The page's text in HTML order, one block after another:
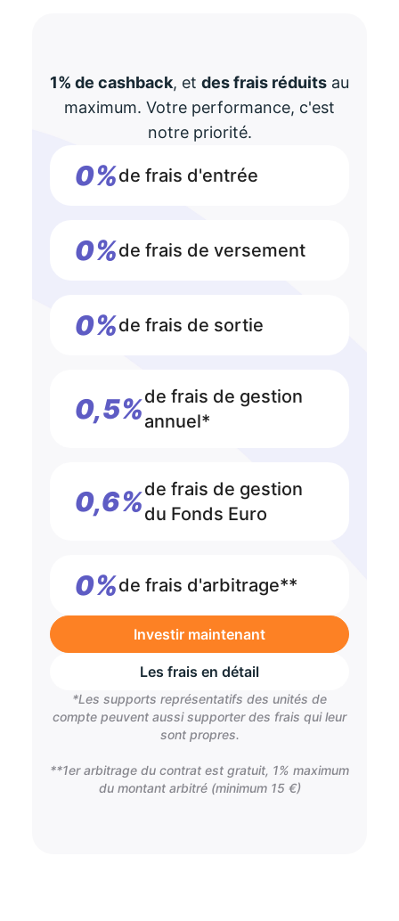
1% de cashback, et des frais réduits au
maximum. Votre performance, c'est
notre priorité.
0%de frais d'entrée
0%de frais de versement
0%de frais de sortie
0,5%de frais de gestion
annuel*
0,6%de frais de gestion
du Fonds Euro
0%de frais d'arbitrage**
Investir maintenant
Les frais en détail
*Les supports représentatifs des unités de
compte peuvent aussi supporter des frais qui leur
sont propres.
**1er arbitrage du contrat est gratuit, 1% maximum
du montant arbitré (minimum 15 €)